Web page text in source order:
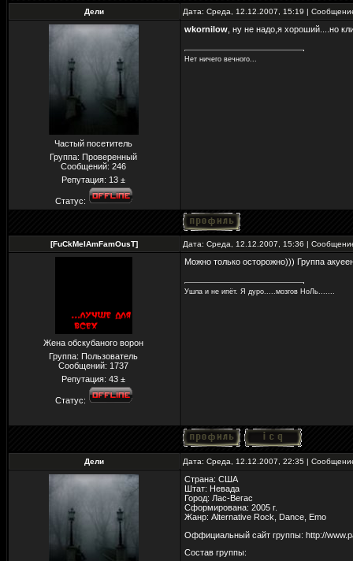
Дели Дата: Среда, 12.12.2007, 15:19 |
Частый посетитель
Группа: Проверенный
Сообщений:246
Репутация: 13 ±
Статус:
wkornilow , ну не надо,я хороший....но
Нет ничего вечного...
[FuCkMeIAmFamOusT] Дата: Среда, 12.12.2007, 15:36 |
Жена обскубаного ворон
Группа: Пользователь
Сообщений: 1737
Репутация:43 ±
Статус:
Можно только осторожно))) Группа
Ушла и не ипёт. Я дуро.....мозгов НоЛь.......
Дели Дата: Среда, 12.12.2007, 22:35 |
Страна: США
Штат: Невада
Город: Лас-Вегас
Сформирована: 2005 г.
Жанр: Alternative Rock, Dance, Emo
Оффициальный сайт группы: http://
Состав группы: